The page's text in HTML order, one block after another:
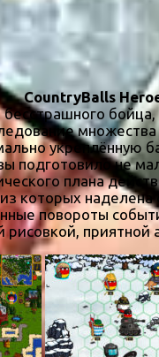
CountryBalls
подготовило не
плана
которых
повороты
рисовкой,